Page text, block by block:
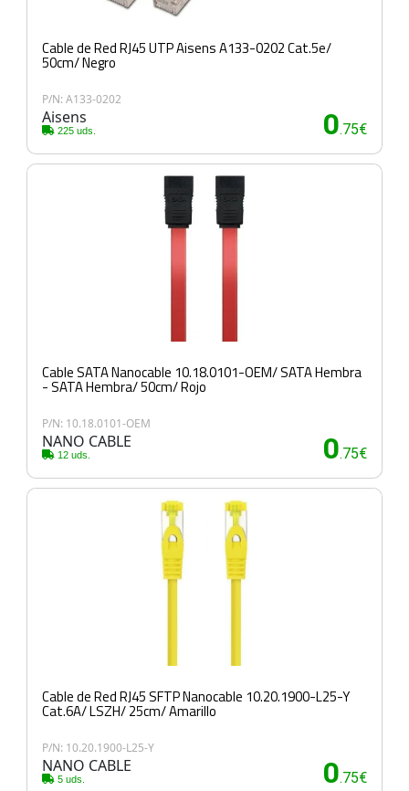
Cable de Red RJ45 UTP Aisens A133-0202 Cat.5e/
50cm/ Negro
P/N: A133-0202
Aisens
225 uds. 0.75€
Cable SATA Nanocable 10.18.0101-OEM/ SATA Hembra
- SATA Hembra/ 50cm/ Rojo
P/N: 10.18.0101-OEM
NANO CABLE
12 uds. 0.75€
Cable de Red RJ45 SFTP Nanocable 10.20.1900-L25-Y
Cat.6A/ LSZH/ 25cm/ Amarillo
P/N: 10.20.1900-L25-Y
NANO CABLE
5 uds. 0.75€